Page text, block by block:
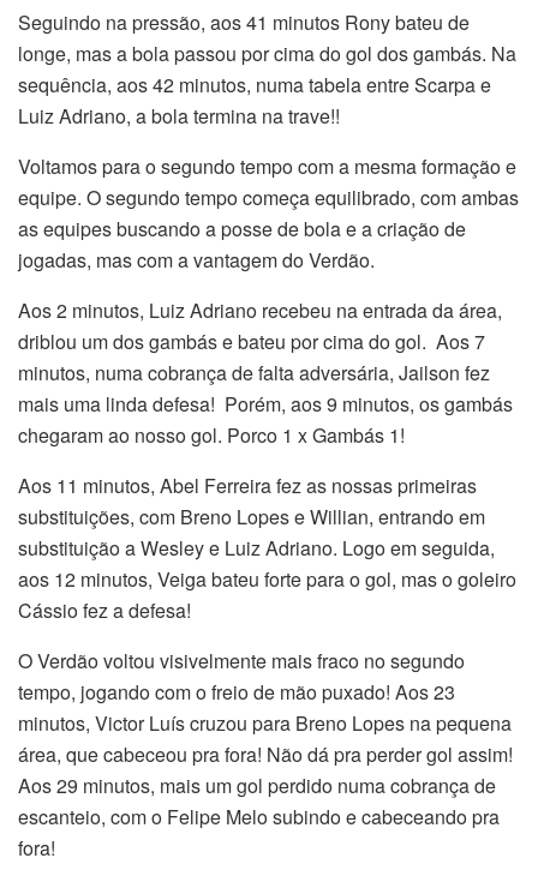
Seguindo na pressão, aos 41 minutos Rony bateu de
longe, mas a bola passou por cima do gol dos gambás. Na
sequência, aos 42 minutos, numa tabela entre Scarpa e
Luiz Adriano, a bola termina na trave!!
Voltamos para o segundo tempo com a mesma formação e
equipe. O segundo tempo começa equilibrado, com ambas
as equipes buscando a posse de bola e a criação de
jogadas, mas com a vantagem do Verdão.
Aos 2 minutos, Luiz Adriano recebeu na entrada da área,
driblou um dos gambás e bateu por cima do gol. Aos 7
minutos, numa cobrança de falta adversária, Jailson fez
mais uma linda defesa! Porém, aos 9 minutos, os gambás
chegaram ao nosso gol. Porco 1 x Gambás 1!
Aos 11 minutos, Abel Ferreira fez as nossas primeiras
substituições, com Breno Lopes e Willian, entrando em
substituição a Wesley e Luiz Adriano. Logo em seguida,
aos 12 minutos, Veiga bateu forte para o gol, mas o goleiro
Cássio fez a defesa!
O Verdão voltou visivelmente mais fraco no segundo
tempo, jogando com o freio de mão puxado! Aos 23
minutos, Victor Luís cruzou para Breno Lopes na pequena
área, que cabeceou pra fora! Não dá pra perder gol assim!
Aos 29 minutos, mais um gol perdido numa cobrança de
escanteio, com o Felipe Melo subindo e cabeceando pra
fora!